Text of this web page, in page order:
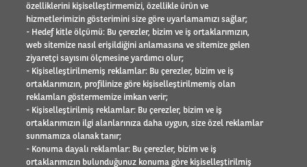
Uluslararası faaliyet alanı
Referanslar
Element - Arval Global Alliance
İnsan Kaynakları
Arval Mobility Observatory
Basın odası
Sosyal Sorumluluk
İletişim
SÜRÜCÜLER
özelliklerini kişiselleştirmemizi, özellikle ürün ve
hizmetlerimizin gösterimini size göre uyarlamamızı sağlar;
- Hedef kitle ölçümü: Bu çerezler, bizim ve iş ortaklarımızın,
web sitemize nasıl erişildiğini anlamasına ve sitemize gelen
ziyaretçi sayısını ölçmesine yardımcı olur;
- Kişiselleştirilmemiş reklamlar: Bu çerezler, bizim ve iş
ortaklarımızın, profilinize göre kişiselleştirilmemiş olan
reklamları göstermemize imkan verir;
- Kişiselleştirilmiş reklamlar: Bu çerezler, bizim ve iş
ortaklarımızın ilgi alanlarınıza daha uygun, size özel reklamlar
sunmamıza olanak tanır;
- Konuma dayalı reklamlar: Bu çerezler, bizim ve iş
ortaklarımızın bulunduğunuz konuma göre kişiselleştirilmiş